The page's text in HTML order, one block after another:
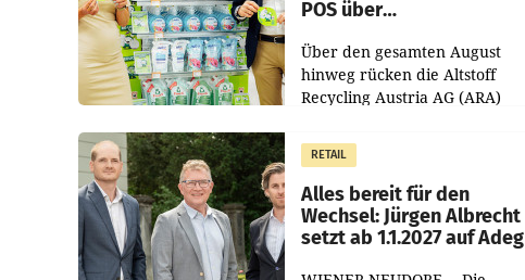
POS über
Über den gesamten August
hinweg rücken die Altstoff
Recycling Austria AG (ARA)
Müller die Initiative „Kreislauf-
Helden“ in allen
österreichischen Müller-Filialen
RETAIL
Alles bereit für den
Wechsel: Jürgen Albrecht
setzt ab 1.1.2027 auf Adeg